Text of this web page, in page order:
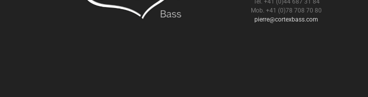
Mob. +41 (0)78 708 70 80
pierre@cortexbass.com